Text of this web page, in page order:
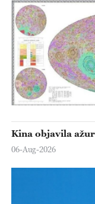
Kina objavila
06-Aug-2026